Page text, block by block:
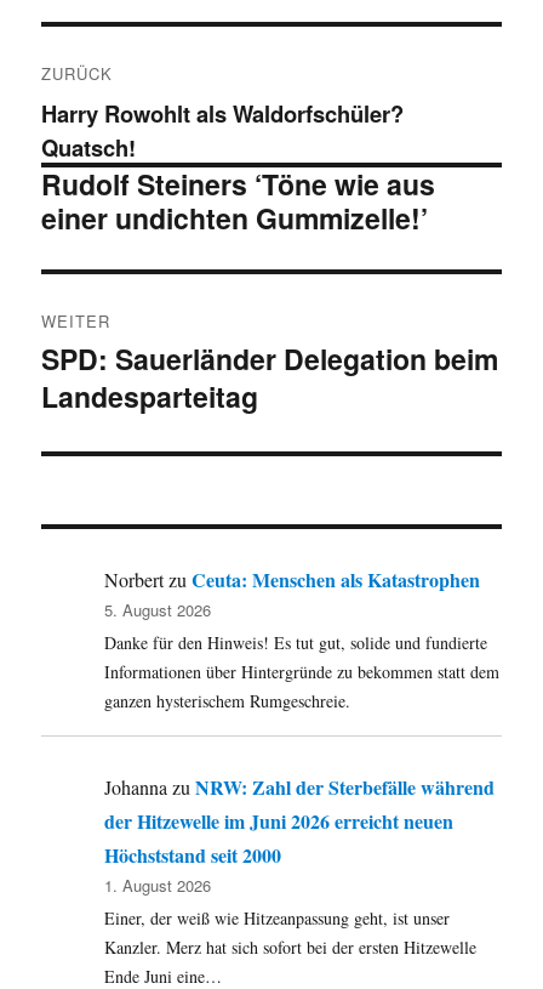
ZURÜCK
Vorheriger
Beitrag:
Harry Rowohlt als Waldorfschüler?
Quatsch!
Rudolf Steiners ‘Töne wie aus
einer undichten Gummizelle!’
WEITER
Nächster
Beitrag:
SPD: Sauerländer Delegation beim
Landesparteitag
NorbertzuCeuta: Menschen als Katastrophen
5. August 2026
Danke für den Hinweis! Es tut gut, solide und fundierte
Informationen über Hintergründe zu bekommen statt dem
ganzen hysterischem Rumgeschreie.
Johanna zuNRW: Zahl der Sterbefälle während
der Hitzewelle im Juni 2026 erreicht neuen
Höchststand seit 2000
1. August 2026
Einer, der weiß wie Hitzeanpassung geht, ist unser
Kanzler. Merz hat sich sofort bei der ersten Hitzewelle
Ende Juni eine…